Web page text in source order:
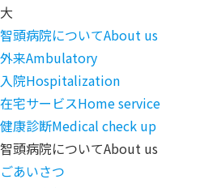
大
智頭病院についてAbout us
外来Ambulatory
入院Hospitalization
在宅サービスHome service
健康診断Medical check up
智頭病院についてAbout us
ごあいさつ